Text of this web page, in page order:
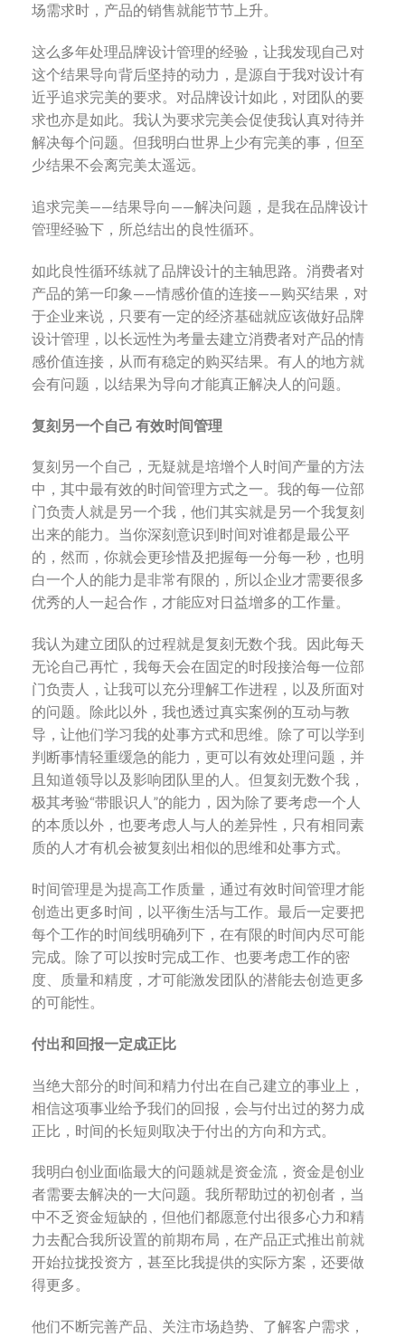
场需求时，产品的销售就能节节上升。
这么多年处理品牌设计管理的经验，让我发现自己对
这个结果导向背后坚持的动力，是源自于我对设计有
近乎追求完美的要求。对品牌设计如此，对团队的要
求也亦是如此。我认为要求完美会促使我认真对待并
解决每个问题。但我明白世界上少有完美的事，但至
少结果不会离完美太遥远。
追求完美——结果导向——解决问题，是我在品牌设计
管理经验下，所总结出的良性循环。
如此良性循环练就了品牌设计的主轴思路。消费者对
产品的第一印象——情感价值的连接——购买结果，对
于企业来说，只要有一定的经济基础就应该做好品牌
设计管理，以长远性为考量去建立消费者对产品的情
感价值连接，从而有稳定的购买结果。有人的地方就
会有问题，以结果为导向才能真正解决人的问题。
复刻另一个自己 有效时间管理
复刻另一个自己，无疑就是培增个人时间产量的方法
中，其中最有效的时间管理方式之一。我的每一位部
门负责人就是另一个我，他们其实就是另一个我复刻
出来的能力。当你深刻意识到时间对谁都是最公平
的，然而，你就会更珍惜及把握每一分每一秒，也明
白一个人的能力是非常有限的，所以企业才需要很多
优秀的人一起合作，才能应对日益增多的工作量。
我认为建立团队的过程就是复刻无数个我。因此每天
无论自己再忙，我每天会在固定的时段接洽每一位部
门负责人，让我可以充分理解工作进程，以及所面对
的问题。除此以外，我也透过真实案例的互动与教
导，让他们学习我的处事方式和思维。除了可以学到
判断事情轻重缓急的能力，更可以有效处理问题，并
且知道领导以及影响团队里的人。但复刻无数个我，
极其考验“带眼识人”的能力，因为除了要考虑一个人
的本质以外，也要考虑人与人的差异性，只有相同素
质的人才有机会被复刻出相似的思维和处事方式。
时间管理是为提高工作质量，通过有效时间管理才能
创造出更多时间，以平衡生活与工作。最后一定要把
每个工作的时间线明确列下，在有限的时间内尽可能
完成。除了可以按时完成工作、也要考虑工作的密
度、质量和精度，才可能激发团队的潜能去创造更多
的可能性。
付出和回报一定成正比
当绝大部分的时间和精力付出在自己建立的事业上，
相信这项事业给予我们的回报，会与付出过的努力成
正比，时间的长短则取决于付出的方向和方式。
我明白创业面临最大的问题就是资金流，资金是创业
者需要去解决的一大问题。我所帮助过的初创者，当
中不乏资金短缺的，但他们都愿意付出很多心力和精
力去配合我所设置的前期布局，在产品正式推出前就
开始拉拢投资方，甚至比我提供的实际方案，还要做
得更多。
他们不断完善产品、关注市场趋势、了解客户需求，